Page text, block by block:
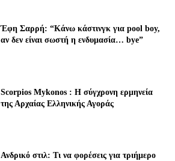
Έφη Σαρρή: “Κάνω κάστινγκ για pool boy,
αν δεν είναι σωστή η ενδυμασία… bye”
Scorpios Mykonos : Η σύγχρονη ερμηνεία
της Αρχαίας Ελληνικής Αγοράς
Ανδρικό στιλ: Τι να φορέσεις για τριήμερο